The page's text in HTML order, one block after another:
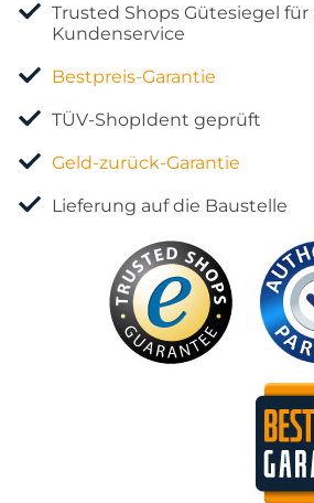
Trusted Shops Gütesiegel
Kundenservice
Bestpreis-Garantie
TÜV-ShopIdent geprüft
Geld-zurück-Garantie
Lieferung auf die Baustelle